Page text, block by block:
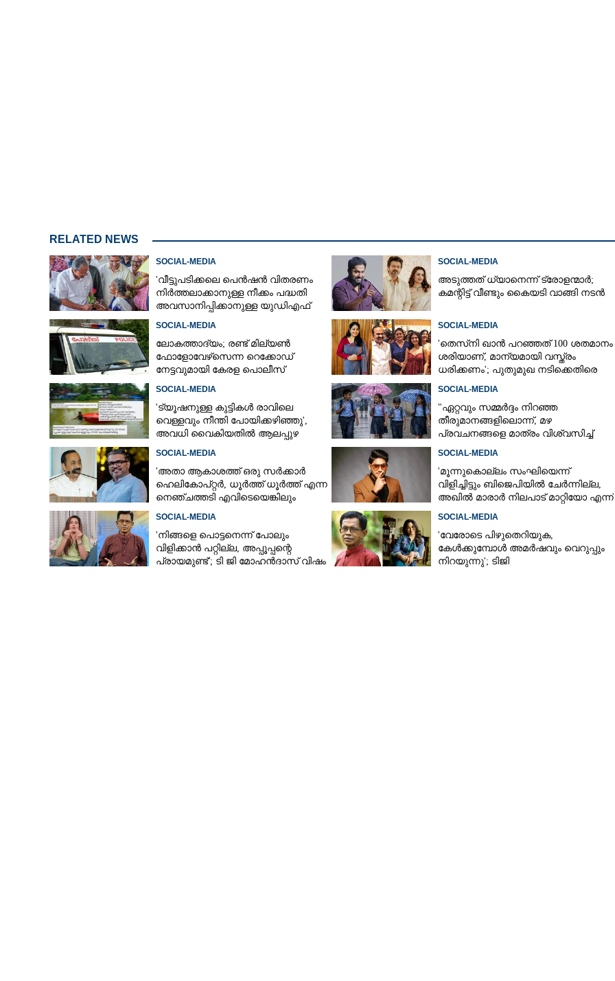
RELATED NEWS
SOCIAL-MEDIA
'വീട്ടുപടിക്കലെ പെൻഷൻ വിതരണം
നിർത്തലാക്കാനുള്ള നീക്കം പദ്ധതി
അവസാനിപ്പിക്കാനുള്ള യുഡിഎഫ്
SOCIAL-MEDIA
അടുത്തത് ധ്യാനെന്ന് ട്രോളന്മാർ;
കമന്റിട്ട് വീണ്ടും കൈയടി വാങ്ങി നടൻ
SOCIAL-MEDIA
ലോകത്താദ്യം; രണ്ട് മില്യണ്‍
ഫോളോവേഴ്‌സെന്ന റെക്കോഡ്
നേട്ടവുമായി കേരള പൊലീസ്
SOCIAL-MEDIA
'തെസ്‌നി ഖാൻ പറഞ്ഞത് 100 ശതമാനം
ശരിയാണ്, മാന്യമായി വസ്ത്രം
ധരിക്കണം'; പുതുമുഖ നടിക്കെതിരെ
SOCIAL-MEDIA
'ട്യൂഷനുള്ള കുട്ടികൾ രാവിലെ
വെള്ളവും നീന്തി പോയിക്കഴിഞ്ഞു',
അവധി വൈകിയതിൽ ആലപ്പുഴ
SOCIAL-MEDIA
"ഏറ്റവും സമ്മർദ്ദം നിറഞ്ഞ
തീരുമാനങ്ങളിലൊന്ന്,​ മഴ
പ്രവചനങ്ങളെ മാത്രം വിശ്വസിച്ച്
SOCIAL-MEDIA
'അതാ ആകാശത്ത് ഒരു സർക്കാർ
ഹെലികോപ്റ്റർ, ധൂർത്ത് ധൂർത്ത് എന്ന
നെഞ്ചത്തടി എവിടെയെങ്കിലും
SOCIAL-MEDIA
'മൂന്നുകൊല്ലം സംഘിയെന്ന്
വിളിച്ചിട്ടും ബിജെപിയിൽ ചേർന്നില്ല,
അഖിൽ മാരാർ നിലപാട് മാറ്റിയോ എന്ന്
SOCIAL-MEDIA
'നിങ്ങളെ പൊട്ടനെന്ന് പോലും
വിളിക്കാൻ പറ്റില്ല, അപ്പൂപ്പന്റെ
പ്രായമുണ്ട്'; ടി ജി മോഹൻദാസ് വിഷം
SOCIAL-MEDIA
'വേരോടെ പിഴുതെറിയുക,
കേൾക്കുമ്പോൾ അമർഷവും വെറുപ്പും
നിറയുന്നു'; ടിജി